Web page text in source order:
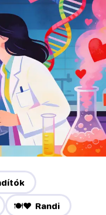
🍽️❤️ Randi